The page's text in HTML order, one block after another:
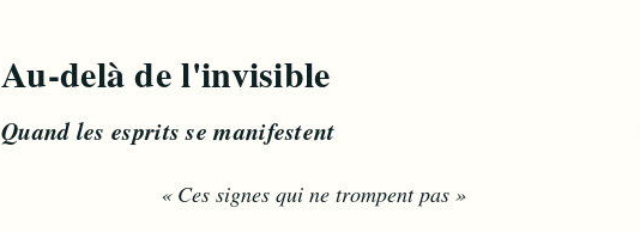
Au-delà de l'invisible
Quand les esprits se manifestent
« Ces signes qui ne trompent pas »